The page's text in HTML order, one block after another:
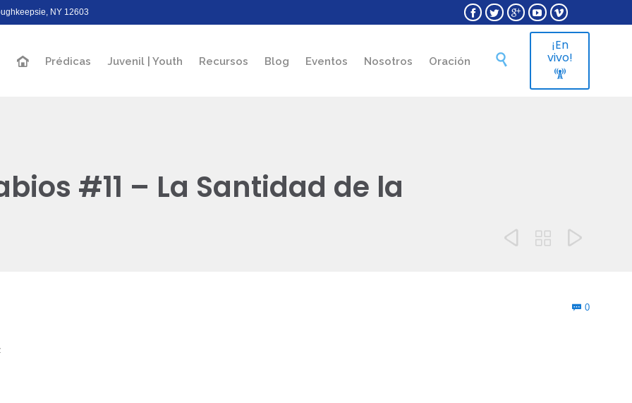
NY 12603     
Skip
Prédicas Juvenil | Youth Recursos Blog Eventos Nosotros Oración 
¡En
vivo!

#11 – La Santidad de la
  
 0